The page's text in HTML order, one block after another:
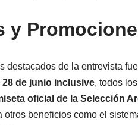
y
destacados de la entrevista
28 de junio inclusive, todos
oficial de la Selección
beneficios como el